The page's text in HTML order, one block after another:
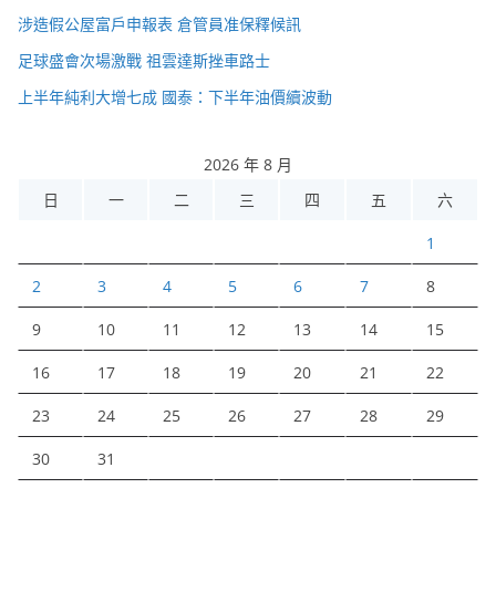
涉造假公屋富戶申報表 倉管員准保釋候訊
足球盛會次場激戰 祖雲達斯挫車路士
上半年純利大增七成 國泰：下半年油價續波動
2026 年 8 月
日
一 二 三 四 五 六
1
2 3 4 5 6 7 8
9 10 11 12 13 14 15
16 17 18 19 20 21 22
23 24 25 26 27 28 29
30 31